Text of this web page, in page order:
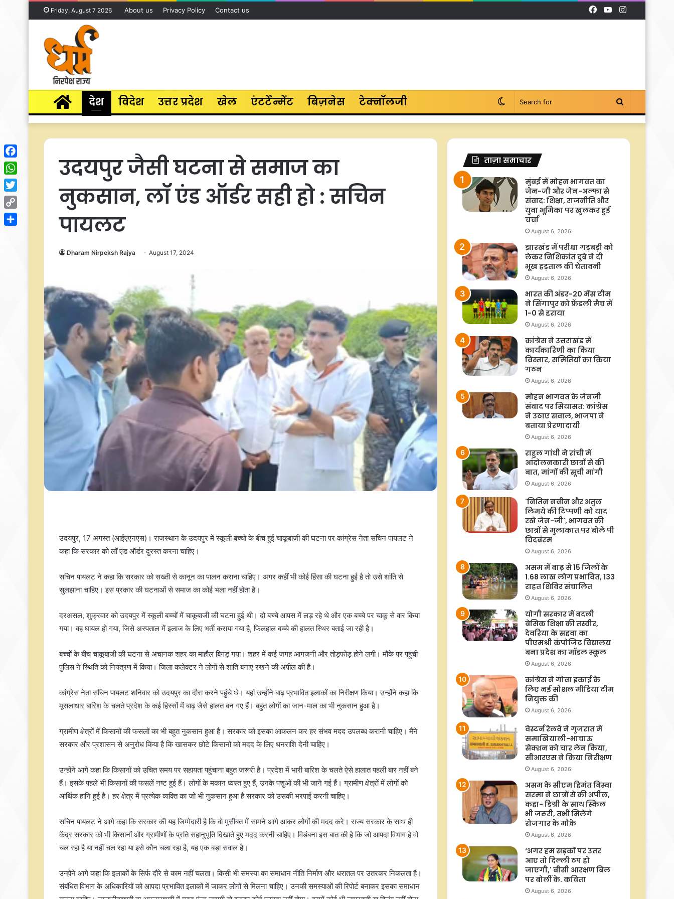
Friday, August 7 2026 About us Privacy Policy Contact us Instagram
YouTube
Facebook
Home
देश विदेश उत्तर प्रदेश खेल एंटर्टेन्मेंट बिज़नेस टेक्नॉलजी Search
for
Switch
skin
उदयपुर जैसी घटना से समाज का
नुकसान, लॉ एंड ऑर्डर सही हो : सचिन
पायलट
Dharam Nirpeksh Rajya August 17, 2024
उदयपुर, 17 अगस्त (आईएएनएस)। राजस्थान के उदयपुर में स्कूली बच्चों के बीच हुई चाकूबाजी की घटना पर कांग्रेस नेता सचिन पायलट ने
कहा कि सरकार को लॉ एंड ऑर्डर दुरस्त करना चाहिए।
सचिन पायलट ने कहा कि सरकार को सख्ती से कानून का पालन कराना चाहिए। अगर कहीं भी कोई हिंसा की घटना हुई है तो उसे शांति से
सुलझाना चाहिए। इस प्रकार की घटनाओं से समाज का कोई भला नहीं होता है।
दरअसल, शुक्रवार को उदयपुर में स्कूली बच्चों में चाकूबाजी की घटना हुई थी। दो बच्चे आपस में लड़ रहे थे और एक बच्चे पर चाकू से वार किया
गया। वह घायल हो गया, जिसे अस्पताल में इलाज के लिए भर्ती कराया गया है, फिलहाल बच्चे की हालत स्थिर बताई जा रही है।
बच्चों के बीच चाकूबाजी की घटना से अचानक शहर का माहौल बिगड़ गया। शहर में कई जगह आगजनी और तोड़फोड़ होने लगी। मौके पर पहुंची
पुलिस ने स्थिति को नियंत्रण में किया। जिला कलेक्टर ने लोगों से शांति बनाए रखने की अपील की है।
कांग्रेस नेता सचिन पायलट शनिवार को उदयपुर का दौरा करने पहुंचे थे। यहां उन्होंने बाढ़ प्रभावित इलाकों का निरीक्षण किया। उन्होंने कहा कि
मूसलाधार बारिश के चलते प्रदेश के कई हिस्सों में बाढ़ जैसे हालत बन गए हैं। बहुत लोगों का जान-माल का भी नुकसान हुआ है।
ग्रामीण क्षेत्रों में किसानों की फसलों का भी बहुत नुकसान हुआ है। सरकार को इसका आकलन कर हर संभव मदद उपलब्ध करानी चाहिए। मैंने
सरकार और प्रशासन से अनुरोध किया है कि खासकर छोटे किसानों को मदद के लिए धनराशि देनी चाहिए।
उन्होंने आगे कहा कि किसानों को उचित समय पर सहायता पहुंचाना बहुत जरूरी है। प्रदेश में भारी बारिश के चलते ऐसे हालात पहली बार नहीं बने
हैं। इसके पहले भी किसानों की फसलें नष्ट हुई हैं। लोगों के मकान ध्वस्त हुए हैं, उनके पशुओं की भी जाने गई हैं। ग्रामीण क्षेत्रों में लोगों को
आर्थिक हानि हुई है। हर क्षेत्र में प्रत्येक व्यक्ति का जो भी नुकसान हुआ है सरकार को उसकी भरपाई करनी चाहिए।
सचिन पायलट ने आगे कहा कि सरकार की यह जिम्मेदारी है कि वो मुसीबत में सामने आगे आकर लोगों की मदद करे। राज्य सरकार के साथ ही
केंद्र सरकार को भी किसानों और ग्रामीणों के प्रति सहानुभूति दिखाते हुए मदद करनी चाहिए। विडंबना इस बात की है कि जो आपदा विभाग है वो
चल रहा है या नहीं चल रहा या इसे कौन चला रहा है, यह एक बड़ा सवाल है।
उन्होंने आगे कहा कि इलाकों के सिर्फ दौरे से काम नहीं चलता। किसी भी समस्या का समाधान नीति निर्माण और धरातल पर उतरकर निकलता है।
संबंधित विभाग के अधिकारियों को आपदा प्रभावित इलाकों में जाकर लोगों से मिलना चाहिए। उनकी समस्याओं की रिपोर्ट बनाकर इसका समाधान
ताज़ा समाचार
मुंबई में मोहन भागवत का
जेन-जी और जेन-अल्फा से
संवाद: शिक्षा, राजनीति और
युवा भूमिका पर खुलकर हुई
चर्चा
August 6, 2026
झारखंड में परीक्षा गड़बड़ी को
लेकर निशिकांत दुबे ने दी
भूख हड़ताल की चेतावनी
August 6, 2026
भारत की अंडर-20 मेंस टीम
ने सिंगापुर को फ्रेंडली मैच में
1-0 से हराया
August 6, 2026
कांग्रेस ने उत्तराखंड में
कार्यकारिणी का किया
विस्तार, समितियों का किया
गठन
August 6, 2026
मोहन भागवत के जेनजी
संवाद पर सियासत: कांग्रेस
ने उठाए सवाल, भाजपा ने
बताया प्रेरणादायी
August 6, 2026
राहुल गांधी ने रांची में
आंदोलनकारी छात्रों से की
बात, मांगों की सूची मांगी
August 6, 2026
'नितिन नवीन और अतुल
लिमये की टिप्पणी को याद
रखे जेन-जी', भागवत की
छात्रों से मुलाकात पर बोले पी
चिदबंरम
August 6, 2026
असम में बाढ़ से 15 जिलों के
1.68 लाख लोग प्रभावित, 133
राहत शिविर संचालित
August 6, 2026
योगी सरकार में बदली
बेसिक शिक्षा की तस्वीर,
देवरिया के सहवा का
पीएमश्री कंपोजिट विद्यालय
बना प्रदेश का मॉडल स्कूल
August 6, 2026
कांग्रेस ने गोवा इकाई के
लिए नई सोशल मीडिया टीम
नियुक्त की
August 6, 2026
वेस्टर्न रेलवे ने गुजरात में
समाखियाली-भाचाऊ
सेक्शन को चार लेन किया,
सीआरएस ने किया निरीक्षण
August 6, 2026
असम के सीएम हिमंत बिस्वा
सरमा ने छात्रों से की अपील,
कहा- डिग्री के साथ स्किल
भी जरूरी, तभी मिलेंगे
रोजगार के मौके
August 6, 2026
‘अगर हम सड़कों पर उतर
आए तो दिल्ली ठप हो
जाएगी,' बीसी आरक्षण बिल
पर बोलीं के. कविता
August 6, 2026
Facebook
WhatsApp
Twitter
Copy
Link